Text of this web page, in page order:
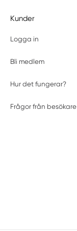
Kunder
Logga in
Bli medlem
Hur det fungerar?
Frågor från besökare